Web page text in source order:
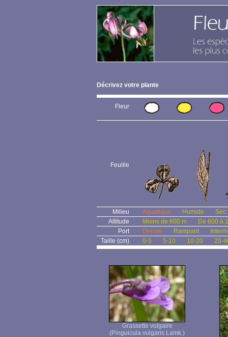
Décrivez votre plante
Fleur
Feuille
Milieu Aquatique Humide
Sec
Altitude
Moins de 600 m
De 600 à
Port
Dressé Rampant
Taille (cm)
0-5 5-10 10-20 20-
Grassette vulgaire
(Pinguicula vulgaris Lamk.)